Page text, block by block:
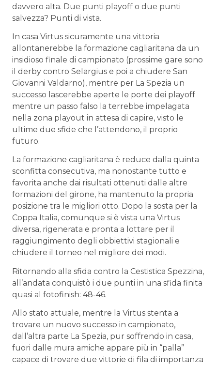
davvero alta. Due punti playoff o due punti
salvezza? Punti di vista.
In casa Virtus sicuramente una vittoria
allontanerebbe la formazione cagliaritana da un
insidioso finale di campionato (prossime gare sono
il derby contro Selargius e poi a chiudere San
Giovanni Valdarno), mentre per La Spezia un
successo lascerebbe aperte le porte dei playoff
mentre un passo falso la terrebbe impelagata
nella zona playout in attesa di capire, visto le
ultime due sfide che l’attendono, il proprio
futuro.
La formazione cagliaritana è reduce dalla quinta
sconfitta consecutiva, ma nonostante tutto e
favorita anche dai risultati ottenuti dalle altre
formazioni del girone, ha mantenuto la propria
posizione tra le migliori otto. Dopo la sosta per la
Coppa Italia, comunque si è vista una Virtus
diversa, rigenerata e pronta a lottare per il
raggiungimento degli obbiettivi stagionali e
chiudere il torneo nel migliore dei modi.
Ritornando alla sfida contro la Cestistica Spezzina,
all’andata conquistò i due punti in una sfida finita
quasi al fotofinish: 48-46.
Allo stato attuale, mentre la Virtus stenta a
trovare un nuovo successo in campionato,
dall’altra parte La Spezia, pur soffrendo in casa,
fuori dalle mura amiche appare più in “palla”
capace di trovare due vittorie di fila di importanza